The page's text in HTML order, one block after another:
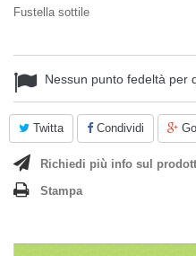
Fustella sottile
Nessun punto fedeltà per
Twitta Condividi
Richiedi più info sul
Stampa